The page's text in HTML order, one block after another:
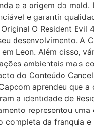
e a origem do mold.
e garantir
O Resident Evil
desenvolvimento. A
Leon. Além disso,
ambientais mais
do Conteúdo
aprendeu que a
a identidade de
representou
completa da franquia e